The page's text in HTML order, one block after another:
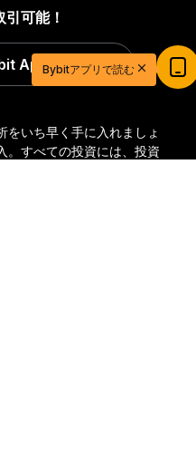
をいち早く手に入れましょ
すべての投資には、投資
可能！
App
取引を始めよう
チャンス！Bybitアプリで読む